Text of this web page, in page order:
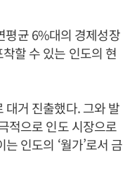
평균 6%대의 경제성장
할 수 있는 인도의 현
대거 진출했다. 그와 발
적으로 인도 시장으로
인도의 ‘월가’로서 금